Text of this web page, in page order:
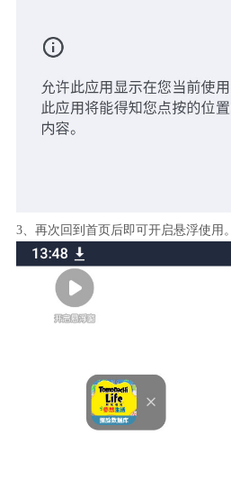
3、再次回到首页后即可开启悬浮使用。